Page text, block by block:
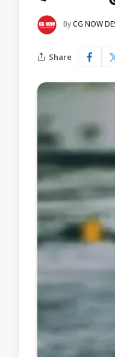
ByCG NOW
Share